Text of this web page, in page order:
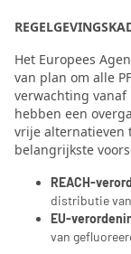
Het Europees
van plan om alle
verwachting vanaf
hebben een
vrije alternatieven
belangrijkste
REACH-
distributie
EU-
van